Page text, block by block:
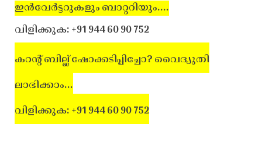
ഇന്‍വേര്‍ട്ടറുകളും ബാറ്ററിയും....
വിളിക്കുക: +91 944 60 90 752
കറന്റ് ബില്ല് ഷോക്കടിപ്പിച്ചോ? വൈദ്യുതി
ലാഭിക്കാം...
വിളിക്കുക: +91 944 60 90 752